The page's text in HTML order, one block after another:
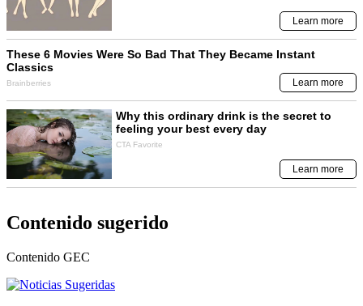
Contenido sugerido
Contenido GEC